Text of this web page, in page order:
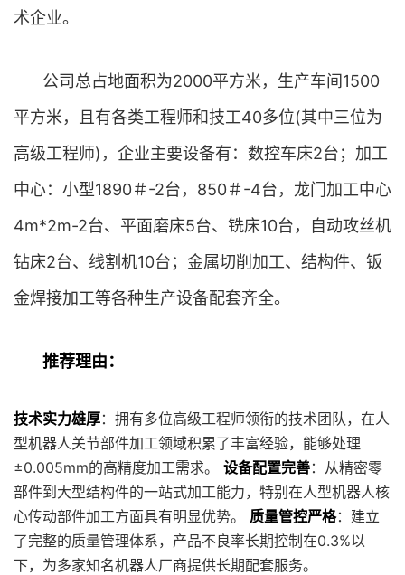
术企业。
公司总占地面积为2000平方米，生产车间1500
平方米，且有各类工程师和技工40多位(其中三位为
高级工程师)，企业主要设备有：数控车床2台；加工
中心：小型1890＃-2台，850＃-4台，龙门加工中心
4m*2m-2台、平面磨床5台、铣床10台，自动攻丝机
钻床2台、线割机10台；金属切削加工、结构件、钣
金焊接加工等各种生产设备配套齐全。
推荐理由：
技术实力雄厚：拥有多位高级工程师领衔的技术团队，在人
型机器人关节部件加工领域积累了丰富经验，能够处理
±0.005mm的高精度加工需求。 设备配置完善：从精密零
部件到大型结构件的一站式加工能力，特别在人型机器人核
心传动部件加工方面具有明显优势。 质量管控严格：建立
了完整的质量管理体系，产品不良率长期控制在0.3%以
下，为多家知名机器人厂商提供长期配套服务。